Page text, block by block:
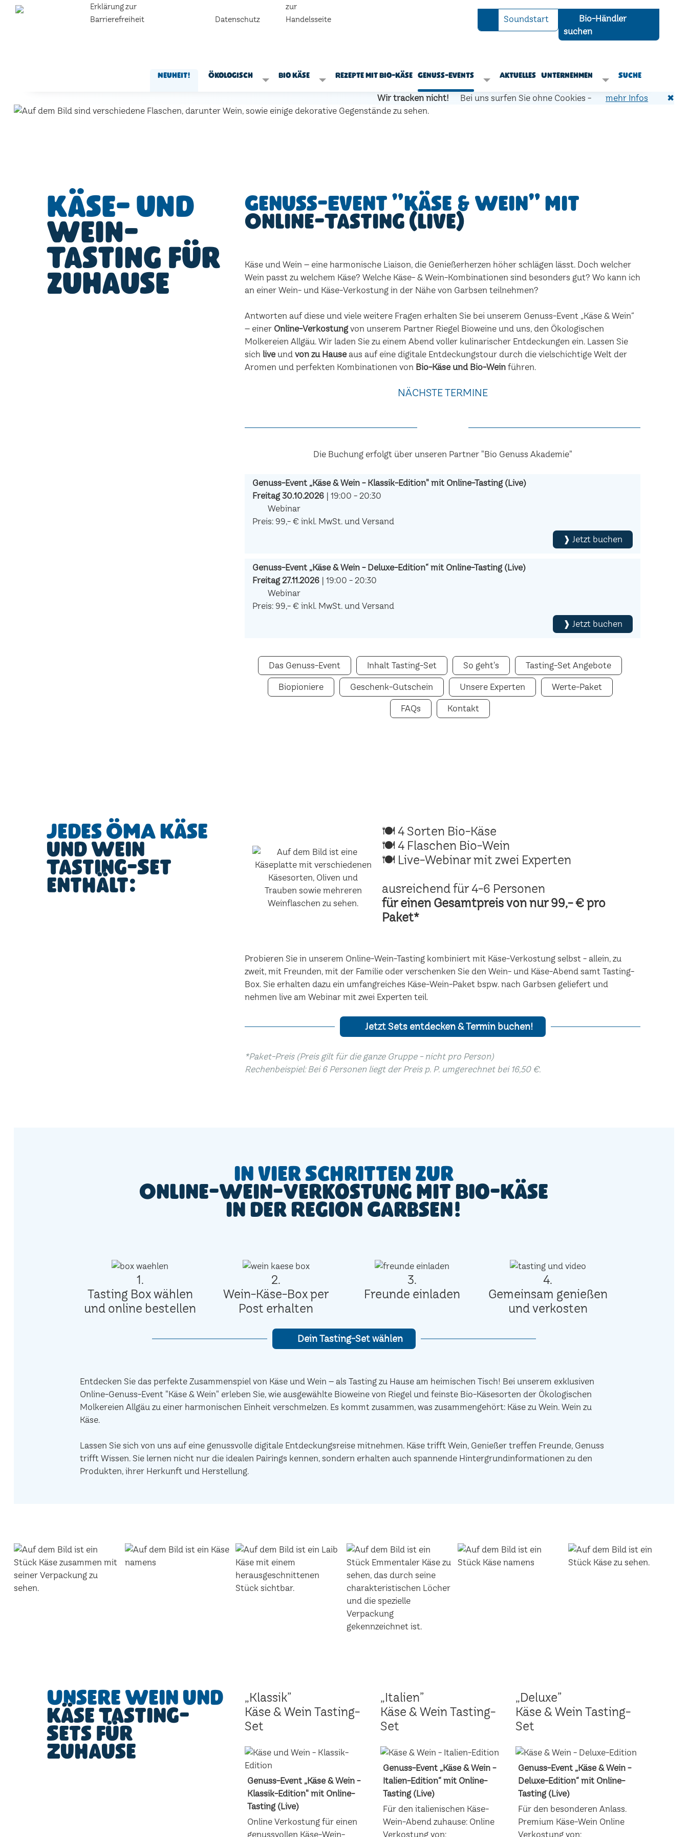
Erklärung zur
Barrierefreiheit
Datenschutz
zur
Handelsseite
Soundstart
Bio-Händler
suchen
Neuheit! Ökologisch Bio Käse Rezepte mit Bio-Käse Genuss-Events Aktuelles Unternehmen Suche
Wir tracken nicht! Bei uns surfen Sie ohne Cookies - mehr Infos ✖
Käse- und
Wein-
Tasting für
zuhause
Genuss-Event "Käse & Wein" mit
Online-Tasting (live)
Käse und Wein – eine harmonische Liaison, die Genießerherzen höher schlägen lässt. Doch welcher
Wein passt zu welchem Käse? Welche Käse- & Wein-Kombinationen sind besonders gut? Wo kann ich
an einer Wein- und Käse-Verkostung in der Nähe von Garbsen teilnehmen?
Antworten auf diese und viele weitere Fragen erhalten Sie bei unserem Genuss-Event „Käse & Wein“
– einer Online-Verkostungvon unserem Partner Riegel Bioweine und uns, den Ökologischen
Molkereien Allgäu. Wir laden Sie zu einem Abend voller kulinarischer Entdeckungen ein. Lassen Sie
sich live undvon zu Hause aus auf eine digitale Entdeckungstour durch die vielschichtige Welt der
Aromen und perfekten Kombinationen von Bio-Käse und Bio-Wein führen.
NÄCHSTE TERMINE
Die Buchung erfolgt über unseren Partner "Bio Genuss Akademie"
Genuss-Event „Käse & Wein - Klassik-Edition" mit Online-Tasting (Live)
Freitag 30.10.2026 | 19:00 - 20:30
Webinar
Preis: 99,- € inkl. MwSt. und Versand
❱ Jetzt buchen
Genuss-Event „Käse & Wein - Deluxe-Edition“ mit Online-Tasting (Live)
Freitag 27.11.2026 | 19:00 - 20:30
Webinar
Preis: 99,- € inkl. MwSt. und Versand
❱ Jetzt buchen
Das Genuss-Event Inhalt Tasting-Set So geht's Tasting-Set Angebote
Biopioniere Geschenk-Gutschein Unsere Experten Werte-Paket
FAQs Kontakt
Jedes ÖMA Käse
und Wein
Tasting-Set
enthält:
🍽 4 Sorten Bio-Käse
🍽 4 Flaschen Bio-Wein
🍽 Live-Webinar mit zwei Experten
ausreichend für 4-6 Personen
für einen Gesamtpreis von nur 99,- € pro
Paket*
Probieren Sie in unserem Online-Wein-Tasting kombiniert mit Käse-Verkostung selbst - allein, zu
zweit, mit Freunden, mit der Familie oder verschenken Sie den Wein- und Käse-Abend samt Tasting-
Box. Sie erhalten dazu ein umfangreiches Käse-Wein-Paket bspw. nach Garbsen geliefert und
nehmen live am Webinar mit zwei Experten teil.
Jetzt Sets entdecken & Termin buchen!
*Paket-Preis (Preis gilt für die ganze Gruppe - nicht pro Person)
Rechenbeispiel: Bei 6 Personen liegt der Preis p. P. umgerechnet bei 16,50 €.
In vier Schritten zur
Online-Wein-Verkostung mit Bio-Käse
in der Region Garbsen!
1.
Tasting Box wählen
und online bestellen
2.
Wein-Käse-Box per
Post erhalten
3.
Freunde einladen
4.
Gemeinsam genießen
und verkosten
Dein Tasting-Set wählen
Entdecken Sie das perfekte Zusammenspiel von Käse und Wein – als Tasting zu Hause am heimischen Tisch! Bei unserem exklusiven
Online-Genuss-Event "Käse & Wein" erleben Sie, wie ausgewählte Bioweine von Riegel und feinste Bio-Käsesorten der Ökologischen
Molkereien Allgäu zu einer harmonischen Einheit verschmelzen. Es kommt zusammen, was zusammengehört: Käse zu Wein. Wein zu
Käse.
Lassen Sie sich von uns auf eine genussvolle digitale Entdeckungsreise mitnehmen. Käse trifft Wein, Genießer treffen Freunde, Genuss
trifft Wissen. Sie lernen nicht nur die idealen Pairings kennen, sondern erhalten auch spannende Hintergrundinformationen zu den
Produkten, ihrer Herkunft und Herstellung.
Unsere Wein und
Käse Tasting-
Sets für
Zuhause
„Klassik”
Käse & Wein Tasting-
Set
Genuss-Event „Käse & Wein -
Klassik-Edition" mit Online-
Tasting (Live)
Online Verkostung für einen
genussvollen Käse-Wein-
„Italien”
Käse & Wein Tasting-
Set
Genuss-Event „Käse & Wein -
Italien-Edition“ mit Online-
Tasting (Live)
Für den italienischen Käse-
Wein-Abend zuhause: Online
Verkostung von:
„Deluxe”
Käse & Wein Tasting-
Set
Genuss-Event „Käse & Wein -
Deluxe-Edition“ mit Online-
Tasting (Live)
Für den besonderen Anlass.
Premium Käse-Wein Online
Verkostung von: